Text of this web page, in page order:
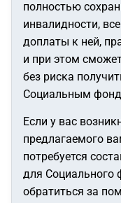
полностью
инвалидности,
доплаты к ней,
и при этом
без риска
Социальным
Если у вас
предлагаемого
потребуется
для Социального
обратиться за